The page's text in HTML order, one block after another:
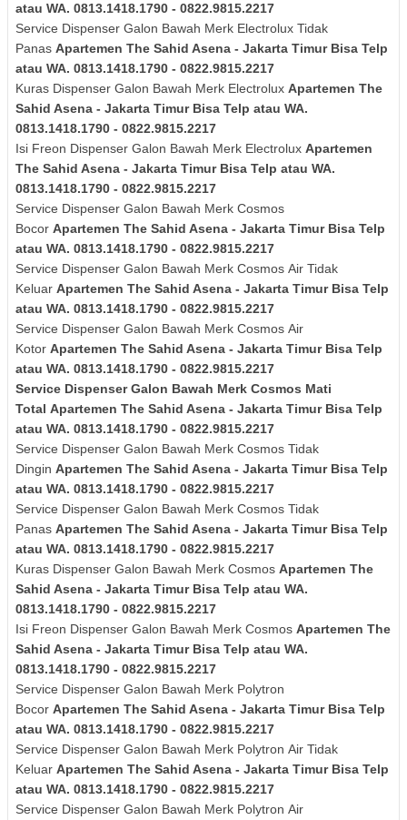
atau WA. 0813.1418.1790 - 0822.9815.2217
Service Dispenser Galon Bawah Merk Electrolux Tidak
Panas Apartemen The Sahid Asena - Jakarta Timur Bisa Telp
atau WA. 0813.1418.1790 - 0822.9815.2217
Kuras Dispenser Galon Bawah Merk Electrolux Apartemen The
Sahid Asena - Jakarta Timur Bisa Telp atau WA.
0813.1418.1790 - 0822.9815.2217
Isi Freon Dispenser Galon Bawah Merk Electrolux Apartemen
The Sahid Asena - Jakarta Timur Bisa Telp atau WA.
0813.1418.1790 - 0822.9815.2217
Service Dispenser Galon Bawah Merk Cosmos
Bocor Apartemen The Sahid Asena - Jakarta Timur Bisa Telp
atau WA. 0813.1418.1790 - 0822.9815.2217
Service Dispenser Galon Bawah Merk Cosmos Air Tidak
Keluar Apartemen The Sahid Asena - Jakarta Timur Bisa Telp
atau WA. 0813.1418.1790 - 0822.9815.2217
Service Dispenser Galon Bawah Merk Cosmos Air
Kotor Apartemen The Sahid Asena - Jakarta Timur Bisa Telp
atau WA. 0813.1418.1790 - 0822.9815.2217
Service Dispenser Galon Bawah Merk Cosmos Mati
Total Apartemen The Sahid Asena - Jakarta Timur Bisa Telp
atau WA. 0813.1418.1790 - 0822.9815.2217
Service Dispenser Galon Bawah Merk Cosmos Tidak
Dingin Apartemen The Sahid Asena - Jakarta Timur Bisa Telp
atau WA. 0813.1418.1790 - 0822.9815.2217
Service Dispenser Galon Bawah Merk Cosmos Tidak
Panas Apartemen The Sahid Asena - Jakarta Timur Bisa Telp
atau WA. 0813.1418.1790 - 0822.9815.2217
Kuras Dispenser Galon Bawah Merk Cosmos Apartemen The
Sahid Asena - Jakarta Timur Bisa Telp atau WA.
0813.1418.1790 - 0822.9815.2217
Isi Freon Dispenser Galon Bawah Merk Cosmos Apartemen The
Sahid Asena - Jakarta Timur Bisa Telp atau WA.
0813.1418.1790 - 0822.9815.2217
Service Dispenser Galon Bawah Merk Polytron
Bocor Apartemen The Sahid Asena - Jakarta Timur Bisa Telp
atau WA. 0813.1418.1790 - 0822.9815.2217
Service Dispenser Galon Bawah Merk Polytron Air Tidak
Keluar Apartemen The Sahid Asena - Jakarta Timur Bisa Telp
atau WA. 0813.1418.1790 - 0822.9815.2217
Service Dispenser Galon Bawah Merk Polytron Air